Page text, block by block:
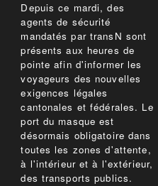
Depuis ce mardi, des
agents de sécurité
mandatés par transN sont
présents aux heures de
pointe afin d'informer les
voyageurs des nouvelles
exigences légales
cantonales et fédérales. Le
port du masque est
désormais obligatoire dans
toutes les zones d'attente,
à l'intérieur et à l'extérieur,
des transports publics.